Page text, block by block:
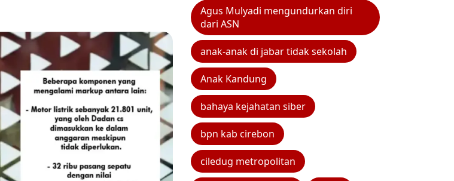
Agus Mulyadi mengundurkan diri
dari ASN
anak-anak di jabar tidak sekolah
Anak Kandung
bahaya kejahatan siber
bpn kab cirebon
ciledug metropolitan